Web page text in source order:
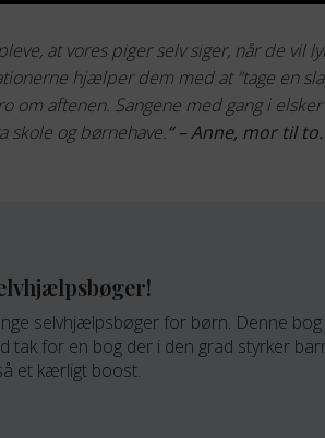
at vores piger selv siger, når de vil
hjælper dem med at “tage en
om aftenen. Sangene med gang i
skole og børnehave.“ – Anne, mor til to.
selvhjælpsbøger for børn. Denne bog
tak for en bog der i den grad styrker
et kærligt boost.